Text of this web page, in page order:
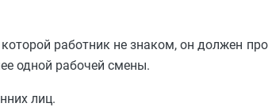
работник не знаком, он должен
одной рабочей смены.
лиц.